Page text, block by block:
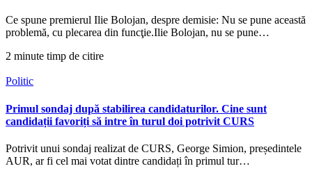
Ce spune premierul Ilie Bolojan, despre demisie: Nu se pune această
problemă, cu plecarea din funcţie.Ilie Bolojan, nu se pune…
2 minute timp de citire
Politic
Primul sondaj după stabilirea candidaturilor. Cine sunt
candidații favoriți să intre în turul doi potrivit CURS
Potrivit unui sondaj realizat de CURS, George Simion, președintele
AUR, ar fi cel mai votat dintre candidați în primul tur…